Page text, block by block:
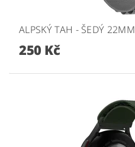
ALPSKÝ TAH - ŠEDÝ 22MM
250 Kč